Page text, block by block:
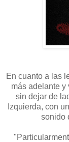
En cuanto a las
más adelante y
sin dejar de
Izquierda, con
sonido